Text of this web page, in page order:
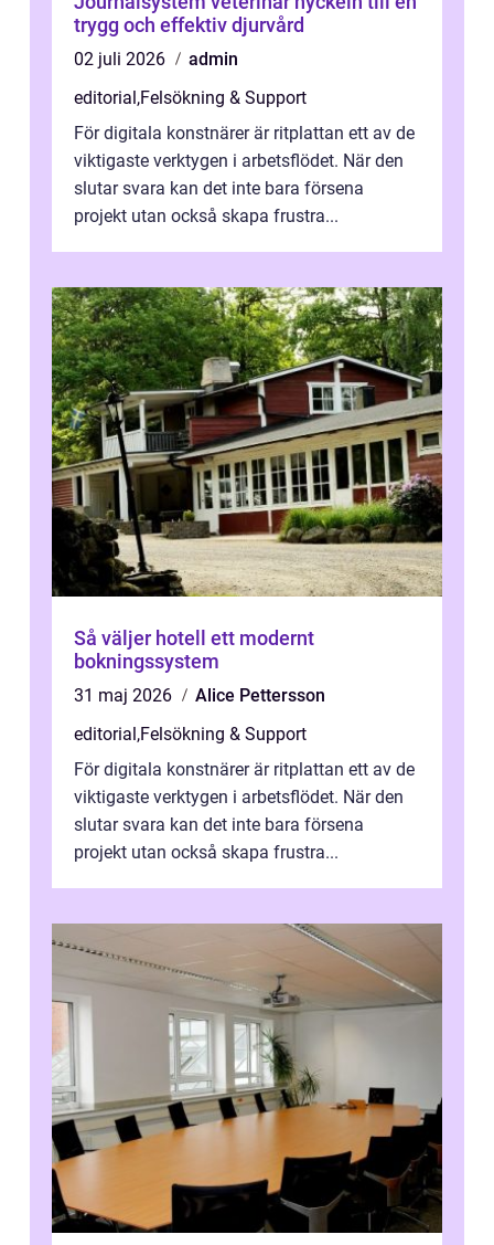
trygg och effektiv djurvård
02 juli 2026
admin
editorial,Felsökning & Support
För digitala konstnärer är ritplattan ett av de
viktigaste verktygen i arbetsflödet. När den
slutar svara kan det inte bara försena
projekt utan också skapa frustra...
Så väljer hotell ett modernt
bokningssystem
31 maj 2026
Alice Pettersson
editorial,Felsökning & Support
För digitala konstnärer är ritplattan ett av de
viktigaste verktygen i arbetsflödet. När den
slutar svara kan det inte bara försena
projekt utan också skapa frustra...